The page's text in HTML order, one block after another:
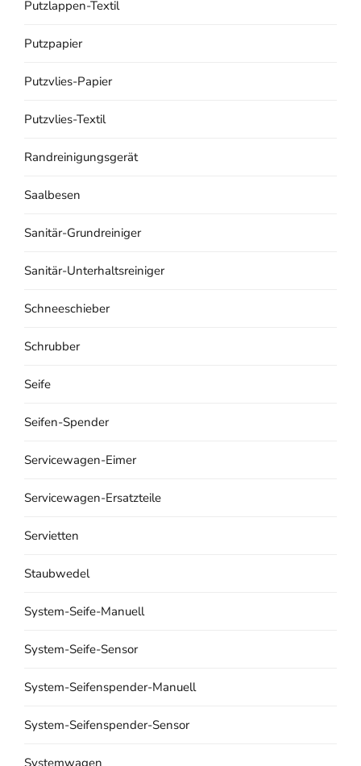
Putzlappen-Textil
Putzpapier
Putzvlies-Papier
Putzvlies-Textil
Randreinigungsgerät
Saalbesen
Sanitär-Grundreiniger
Sanitär-Unterhaltsreiniger
Schneeschieber
Schrubber
Seife
Seifen-Spender
Servicewagen-Eimer
Servicewagen-Ersatzteile
Servietten
Staubwedel
System-Seife-Manuell
System-Seife-Sensor
System-Seifenspender-Manuell
System-Seifenspender-Sensor
Systemwagen